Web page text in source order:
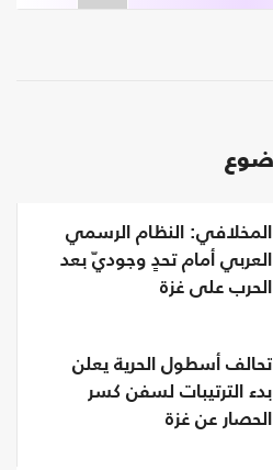
المخلافي: النظام الرسمي
العربي أمام تحدٍ وجوديّ بعد
الحرب على غزة
تحالف أسطول الحرية يعلن
بدء الترتيبات لسفن كسر
الحصار عن غزة